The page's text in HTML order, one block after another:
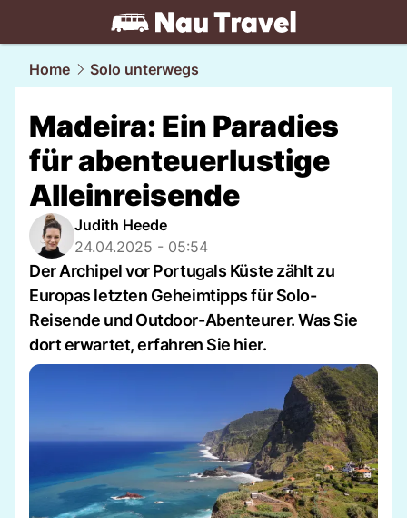
travel.NAU.ch
Home Solo unterwegs
Madeira: Ein Paradies
für abenteuerlustige
Alleinreisende
Judith Heede
24.04.2025 - 05:54
Der Archipel vor Portugals Küste zählt zu
Europas letzten Geheimtipps für Solo-
Reisende und Outdoor-Abenteurer. Was Sie
dort erwartet, erfahren Sie hier.